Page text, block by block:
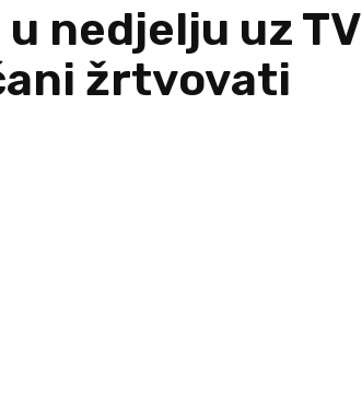
nedjelju uz TV
žrtvovati